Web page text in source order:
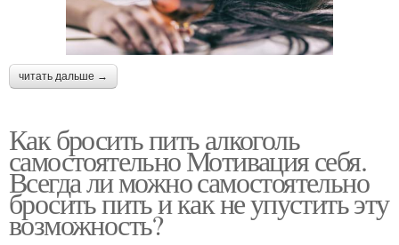
читать дальше →
Как бросить пить алкоголь
самостоятельно Мотивация себя.
Всегда ли можно самостоятельно
бросить пить и как не упустить эту
возможность?